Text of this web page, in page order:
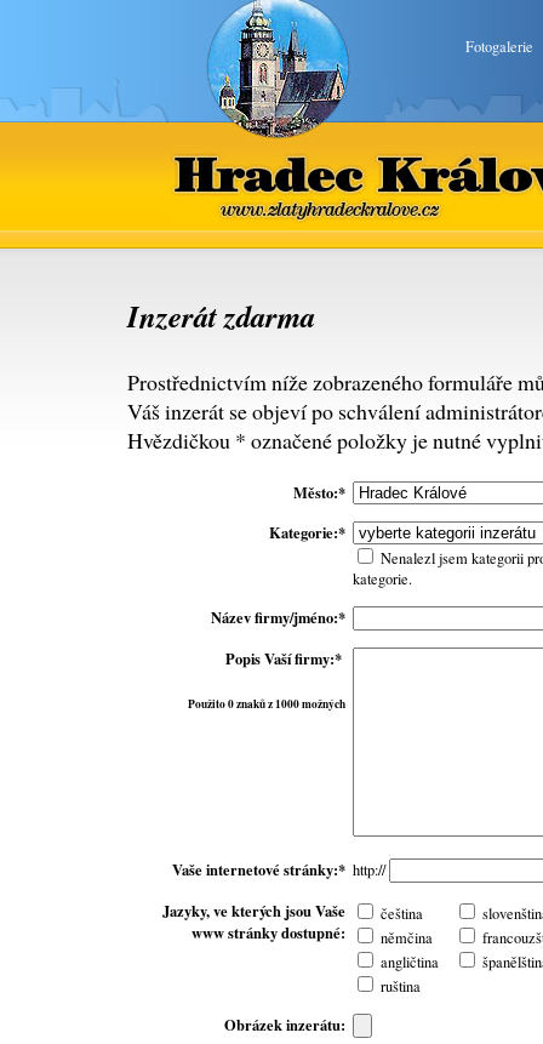
Fotogalerie
Hradec Králové
www.zlatyhradeckralove.cz
Inzerát zdarma
Prostřednictvím níže zobrazeného formuláře
Váš inzerát se objeví po schválení
Hvězdičkou * označené položky je nutné
Město:*
Kategorie:*
Nenalezl jsem kategorii
kategorie.
Název firmy/jméno:*
Popis Vaší firmy:*
Použito 0 znaků z 1000 možných
Vaše internetové stránky:* http://
Jazyky, ve kterých jsou Vaše
www stránky dostupné:
čeština
němčina
angličtina
ruština
Obrázek inzerátu: